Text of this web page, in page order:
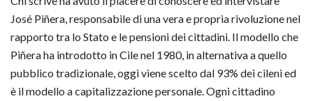
José Piñera, responsabile di una vera e propria rivoluzione nel
rapporto tra lo Stato e le pensioni dei cittadini. Il modello che
Piñera ha introdotto in Cile nel 1980, in alternativa a quello
pubblico tradizionale, oggi viene scelto dal 93% dei cileni ed
è il modello a capitalizzazione personale. Ogni cittadino